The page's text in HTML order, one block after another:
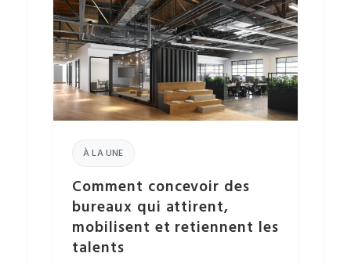
À LA UNE
Comment concevoir des
bureaux qui attirent,
mobilisent et retiennent les
talents